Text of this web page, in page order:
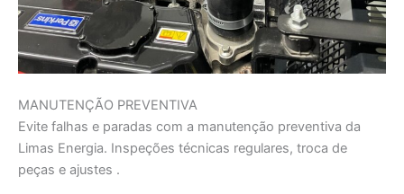
MANUTENÇÃO PREVENTIVA
Evite falhas e paradas com a manutenção preventiva da
Limas Energia. Inspeções técnicas regulares, troca de
peças e ajustes .